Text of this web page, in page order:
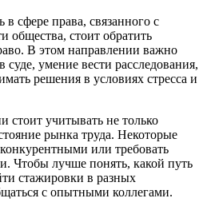
в сфере права, связанного с
общества, стоит обратить
В этом направлении важно
умение вести расследования,
решения в условиях стресса и
стоит учитывать не только
рынка труда. Некоторые
или требовать
Чтобы лучше понять, какой путь
стажировки в разных
с опытными коллегами.